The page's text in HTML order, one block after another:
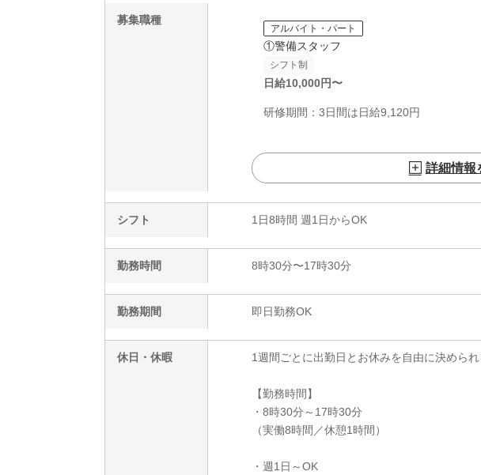
募集職種
アルバイト・パート
①警備スタッフ
シフト制
日給10,000円〜
研修期間：3日間は日給9,120円
詳細情報
シフト 1日8時間 週1日からOK
勤務時間 8時30分〜17時30分
勤務期間 即日勤務OK
休日・休暇 1週間ごとに出勤日とお休みを自由に決められ
【勤務時間】
・8時30分～17時30分
（実働8時間／休憩1時間）
・週1日～OK